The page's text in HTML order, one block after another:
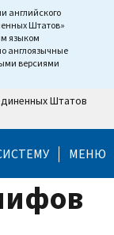
английского
Штатов»
языком
англоязычные
версиями
Штатов
МЕНЮ